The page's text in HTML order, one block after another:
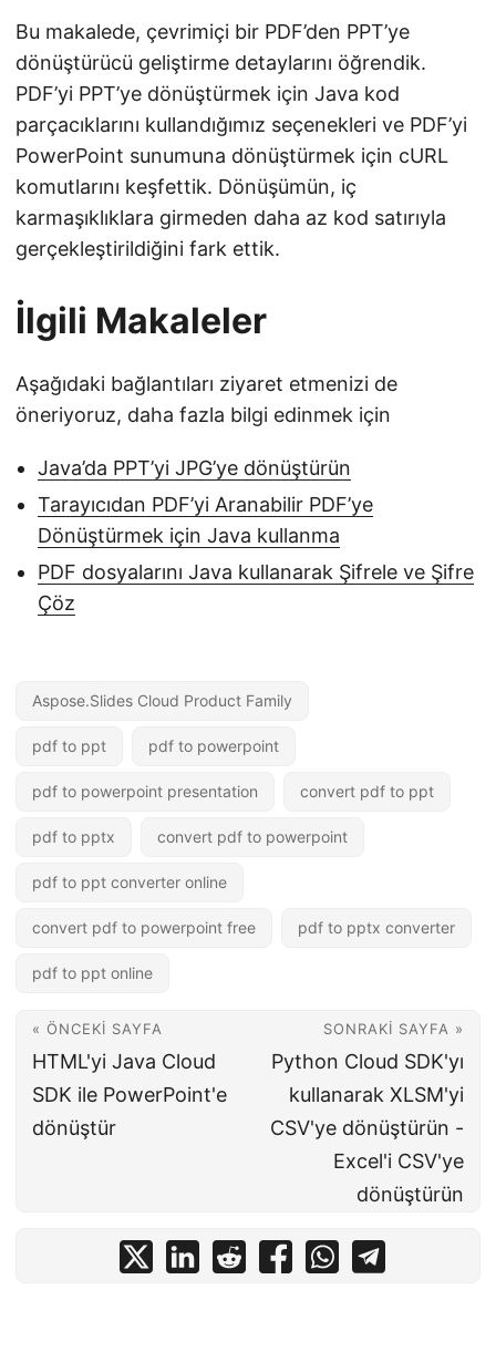
Bu makalede, çevrimiçi bir PDF’den PPT’ye
dönüştürücü geliştirme detaylarını öğrendik.
PDF’yi PPT’ye dönüştürmek için Java kod
parçacıklarını kullandığımız seçenekleri ve PDF’yi
PowerPoint sunumuna dönüştürmek için cURL
komutlarını keşfettik. Dönüşümün, iç
karmaşıklıklara girmeden daha az kod satırıyla
gerçekleştirildiğini fark ettik.
İlgili Makaleler
Aşağıdaki bağlantıları ziyaret etmenizi de
öneriyoruz, daha fazla bilgi edinmek için
Java’da PPT’yi JPG’ye dönüştürün
Tarayıcıdan PDF’yi Aranabilir PDF’ye
Dönüştürmek için Java kullanma
PDF dosyalarını Java kullanarak Şifrele ve Şifre
Çöz
Aspose.Slides Cloud Product Family
pdf to ppt pdf to powerpoint
pdf to powerpoint presentation convert pdf to ppt
pdf to pptx convert pdf to powerpoint
pdf to ppt converter online
convert pdf to powerpoint free pdf to pptx converter
pdf to ppt online
« ÖNCEKI SAYFA
HTML'yi Java Cloud
SDK ile PowerPoint'e
dönüştür
SONRAKI SAYFA »
Python Cloud SDK'yı
kullanarak XLSM'yi
CSV'ye dönüştürün -
Excel'i CSV'ye
dönüştürün